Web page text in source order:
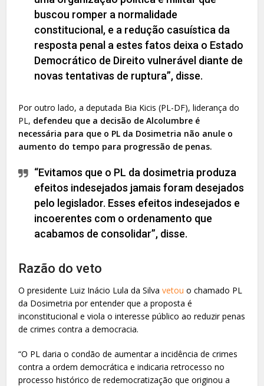
buscou romper a normalidade
constitucional, e a redução casuística da
resposta penal a estes fatos deixa o Estado
Democrático de Direito vulnerável diante de
novas tentativas de ruptura”, disse.
Por outro lado, a deputada Bia Kicis (PL-DF), liderança do
PL, defendeu que a decisão de Alcolumbre é
necessária para que o PL da Dosimetria não anule o
aumento do tempo para progressão de penas.
“Evitamos que o PL da dosimetria produza
efeitos indesejados jamais foram desejados
pelo legislador. Esses efeitos indesejados e
incoerentes com o ordenamento que
acabamos de consolidar”, disse.
Razão do veto
O presidente Luiz Inácio Lula da Silvavetou o chamado PL
da Dosimetria por entender que a proposta é
inconstitucional e viola o interesse público ao reduzir penas
de crimes contra a democracia.
“O PL daria o condão de aumentar a incidência de crimes
contra a ordem democrática e indicaria retrocesso no
processo histórico de redemocratização que originou a